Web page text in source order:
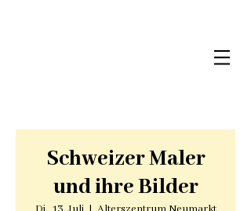
Schweizer Maler
und ihre Bilder